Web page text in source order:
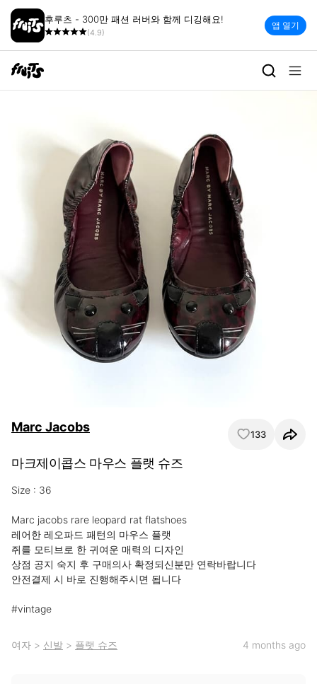
후루츠 - 300만 패션 러버와 함께 디깅해요!
(4.9)
앱 열기
Marc Jacobs 133
마크제이콥스 마우스 플랫 슈즈
Size : 36
Marc jacobs rare leopard rat flatshoes
레어한 레오파드 패턴의 마우스 플랫
쥐를 모티브로 한 귀여운 매력의 디자인
상점 공지 숙지 후 구매의사 확정되신분만 연락바랍니다
안전결제 시 바로 진행해주시면 됩니다
#vintage
여자 > 신발 > 플랫 슈즈 4 months ago